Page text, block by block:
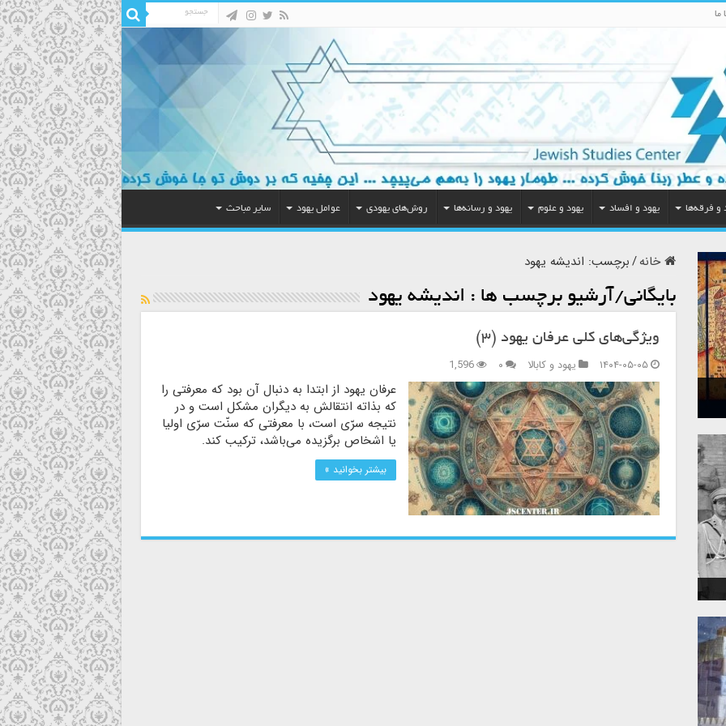
ما
و فرقه‌ها یهود و افساد یهود و علوم یهود و رسانه‌ها روش‌های یهودی عوامل یهود سایر مباحث
خانه/برچسب: اندیشه یهود
بایگانی/آرشیو برچسب ها : اندیشه یهود
ویژگی‌های کلی عرفان یهود (۳)
۱۴۰۴-۰۵-۰۵
یهود و کابالا ۰ 1,596
عرفان یهود از ابتدا به دنبال آن بود که معرفتی را
که بذاته انتقالش به دیگران مشکل است و در
نتیجه سرّی است، با معرفتی که سنّت سرّی اولیا
یا اشخاص برگزیده می‌باشد، ترکیب کند.
بیشتر بخوانید »